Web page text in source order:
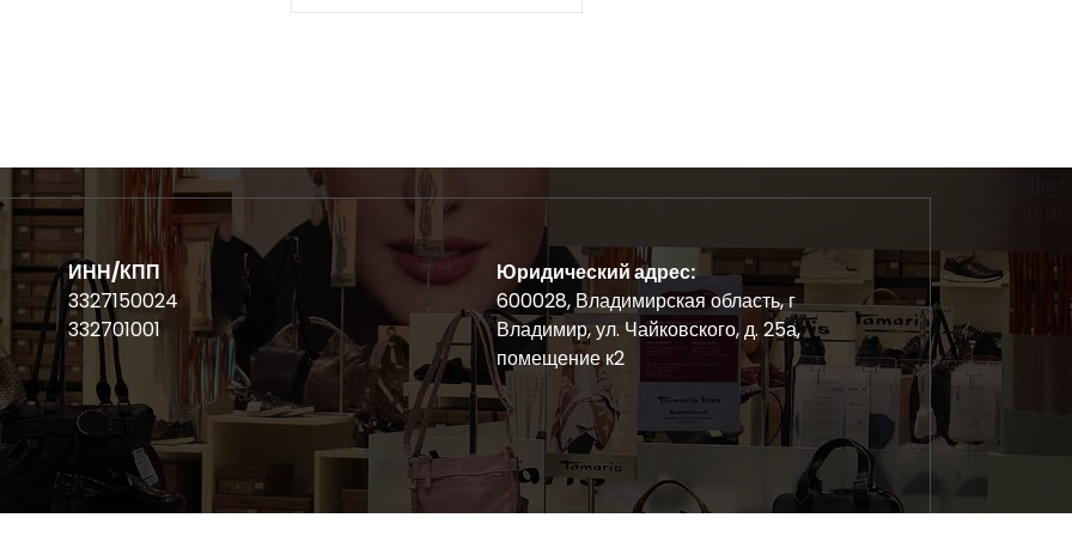
ИНН/КПП
3327150024
332701001
Юридический адрес:
600028, Владимирская область, г
Владимир, ул. Чайковского, д. 25а,
помещение к2